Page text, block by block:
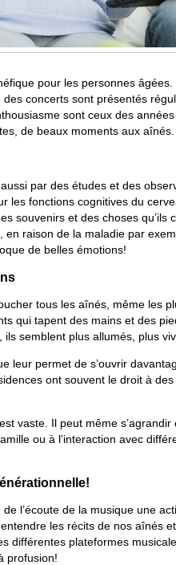
pour les personnes
concerts sont présentés
sont ceux des
de beaux moments aux aînés.
par des études et des
les fonctions cognitives du
souvenirs et des choses qu’ils
en raison de la maladie par
de belles émotions!
tous les aînés, même les
qui tapent des mains et des
semblent plus allumés, plus
leur permet de s’ouvrir
ont souvent le droit à
vaste. Il peut même
ou à l’interaction avec
l’écoute de la musique une
les récits de nos aînés
différentes plateformes
profusion!